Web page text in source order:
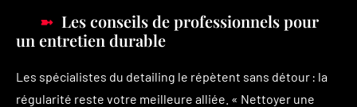
Les conseils de professionnels pour
un entretien durable
Les spécialistes du detailing le répètent sans détour : la
régularité reste votre meilleure alliée. « Nettoyer une